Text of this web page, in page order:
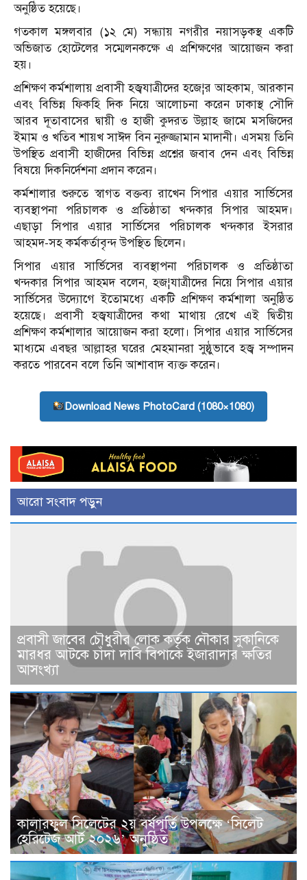
অনুষ্ঠিত হয়েছে।
গতকাল মঙ্গলবার (১২ মে) সন্ধ্যায় নগরীর নয়াসড়কস্থ একটি
অভিজাত হোটেলের সম্মেলনকক্ষে এ প্রশিক্ষণের আয়োজন করা
হয়।
প্রশিক্ষণ কর্মশালায় প্রবাসী হজ্বযাত্রীদের হজে¦র আহকাম, আরকান
এবং বিভিন্ন ফিকহি দিক নিয়ে আলোচনা করেন ঢাকাস্থ সৌদি
আরব দূতাবাসের দ্বায়ী ও হাজী কুদরত উল্লাহ জামে মসজিদের
ইমাম ও খতিব শায়খ সাঈদ বিন নুরুজ্জামান মাদানী। এসময় তিনি
উপস্থিত প্রবাসী হাজীদের বিভিন্ন প্রশ্নের জবাব দেন এবং বিভিন্ন
বিষয়ে দিকনির্দেশনা প্রদান করেন।
কর্মশালার শুরুতে স্বাগত বক্তব্য রাখেন সিপার এয়ার সার্ভিসের
ব্যবস্থাপনা পরিচালক ও প্রতিষ্ঠাতা খন্দকার সিপার আহমদ।
এছাড়া সিপার এয়ার সার্ভিসের পরিচালক খন্দকার ইসরার
আহমদ-সহ কর্মকর্তাবৃন্দ উপস্থিত ছিলেন।
সিপার এয়ার সার্ভিসের ব্যবস্থাপনা পরিচালক ও প্রতিষ্ঠাতা
খন্দকার সিপার আহমদ বলেন, হজ¦যাত্রীদের নিয়ে সিপার এয়ার
সার্ভিসের উদ্যোগে ইতোমধ্যে একটি প্রশিক্ষণ কর্মশালা অনুষ্ঠিত
হয়েছে। প্রবাসী হজ্বযাত্রীদের কথা মাথায় রেখে এই দ্বিতীয়
প্রশিক্ষণ কর্মশালার আয়োজন করা হলো। সিপার এয়ার সার্ভিসের
মাধ্যমে এবছর আল্লাহর ঘরের মেহমানরা সুষ্ঠুভাবে হজ্ব সম্পাদন
করতে পারবেন বলে তিনি আশাবাদ ব্যক্ত করেন।
Download News PhotoCard (1080×1080)
আরো সংবাদ পড়ুন
প্রবাসী জাবের চৌধুরীর লোক কর্তৃক নৌকার সুকানিকে
মারধর আটকে চাঁদা দাবি বিপাকে ইজারাদার ক্ষতির
আসংখ্যা
কালারফুল সিলেটের ২য় বর্ষপূর্তি উপলক্ষে ‘সিলেট
হেরিটেজ আর্ট ২০২৬’ অনুষ্ঠিত